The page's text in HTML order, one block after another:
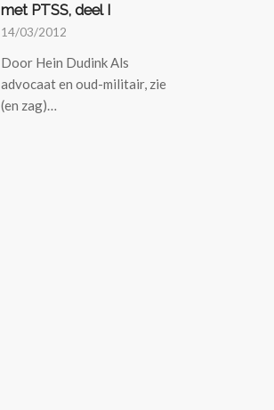
met PTSS, deel I
14/03/2012
Door Hein Dudink Als
advocaat en oud-militair, zie
(en zag)…